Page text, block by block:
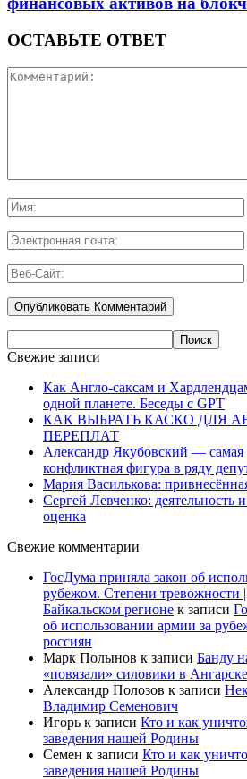
ОСТАВЬТЕ ОТВЕТ
Свежие записи
Как Англо-саксам и
одной планете. Беседы с GPT
КАК ВЫБРАТЬ КАСКО ДЛЯ
ПЕРЕПЛАТ
Александр Якубовский — самая
конфликтная фигура в ряду
Мария Василькова:
Сергей Левченко: деятельность
оценка
Свежие комментарии
ГосДума приняла закон об
рубежом. Степени тревожности |
Байкальском регионе к записи
об использовании армии за
россиян
Марк Полынов к записи Банду
«повязали» силовики в Ангарске
Александр Полозов к записи
Владимир Семенович
Игорь к записи Кто и как
заведения нашей Родины
Семен к записи Кто и как
заведения нашей Родины